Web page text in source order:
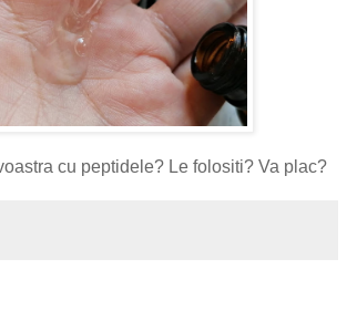
cu peptidele? Le folositi? Va plac?